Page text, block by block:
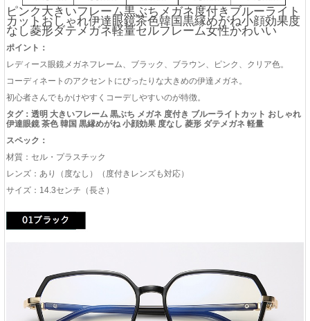
ピンク大きいフレーム黒ぶちメガネ度付きブルーライト
カットおしゃれ伊達眼鏡茶色韓国黒縁めがね小顔効果度
なし菱形ダテメガネ軽量セルフレーム女性かわいい
ポイント：
レディース眼鏡メガネフレーム、ブラック、ブラウン、ピンク、クリア色。
コーディネートのアクセントにぴったりな大きめの伊達メガネ。
初心者さんでもかけやすくコーデしやすいのが特徴。
タグ：透明 大きいフレーム 黒ぶち メガネ 度付き ブルーライトカット おしゃれ
伊達眼鏡 茶色 韓国 黒縁めがね 小顔効果 度なし 菱形 ダテメガネ 軽量
スペック：
材質：セル・プラスチック
レンズ：あり（度なし）（度付きレンズも対応）
サイズ：14.3センチ（長さ）